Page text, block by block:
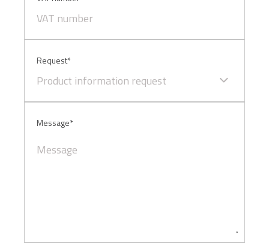
Request*
Product information request
Message*